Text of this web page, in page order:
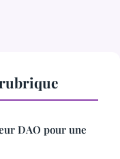
DAO pour une